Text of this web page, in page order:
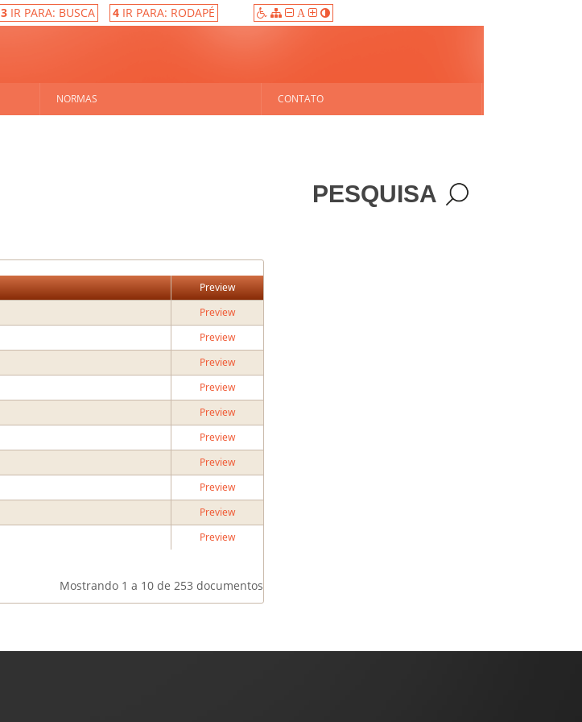
3IR PARA: BUSCA 4IR PARA: RODAPÉ A
NORMAS CONTATO
PESQUISA
Preview
Preview
Preview
Preview
Preview
Preview
Preview
Preview
Preview
Preview
Preview
Mostrando 1 a 10 de 253 documentos